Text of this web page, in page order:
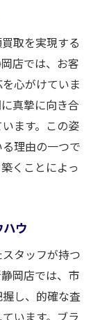
取を実現する
店では、お客
心がけていま
真摯に向き合
ます。この姿
理由の一つで
くことによっ
ウ
タッフが持つ
岡店では、市
し、的確な査
います。ブラ